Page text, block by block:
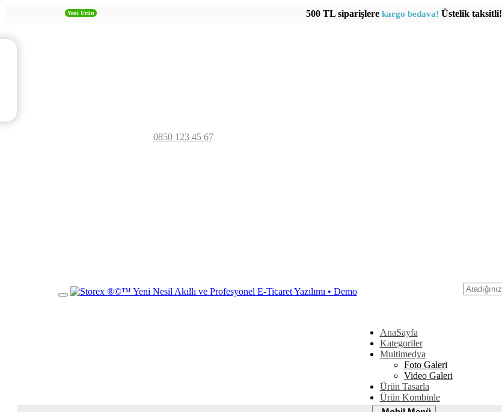
500 TL siparişlere kargo bedava! Üstelik taksitli!
0850 123 45 67
Mobil
Ara
AnaSayfa
Kategoriler
Multimedya
Foto Galeri
Video Galeri
Ürün Tasarla
Ürün Kombinle
Yeni Ürün